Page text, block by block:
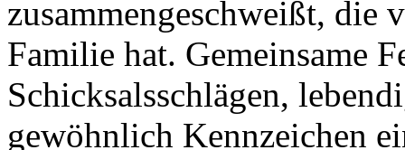
zusammengeschweißt,
Familie hat. Gemeinsame
Schicksalsschlägen,
gewöhnlich Kennzeichen